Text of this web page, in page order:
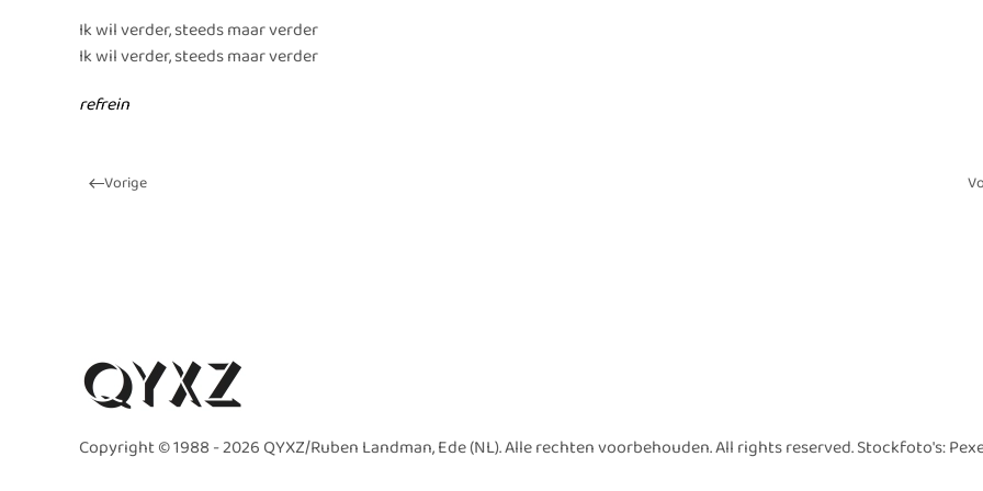
Ik wil verder, steeds maar verder
Ik wil verder, steeds maar verder
refrein
Vorige
Copyright © 1988 -2026 QYXZ/Ruben Landman, Ede (NL). Alle rechten voorbehouden. All rights reserved. Stockfoto's: